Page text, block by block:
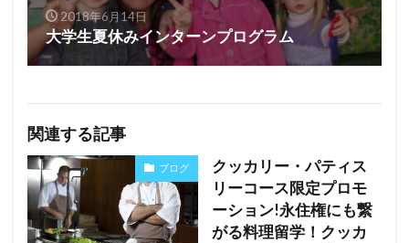
2018年6月14日
大学生夏休みインターンプログラム
関連する記事
ブログ
クッカリー・パティス
リーコース限定プロモ
ーション!永住権にも繋
がる料理留学！クッカ